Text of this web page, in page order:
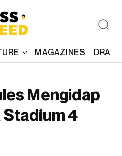
MAGAZINES
Mengidap
4